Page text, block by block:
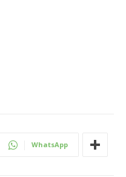
WhatsApp